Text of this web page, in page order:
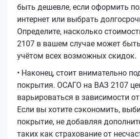
быть дешевле, если оформить
интернет или выбрать
Определите, насколько
2107 в вашем случае может
учётом всех возможных скидок.
• Наконец, стоит внимательно
покрытия. ОСАГО на ВАЗ 2107
варьироваться в зависимости
Если вы хотите сэкономить,
покрытие, не добавляя
таких как страхование от